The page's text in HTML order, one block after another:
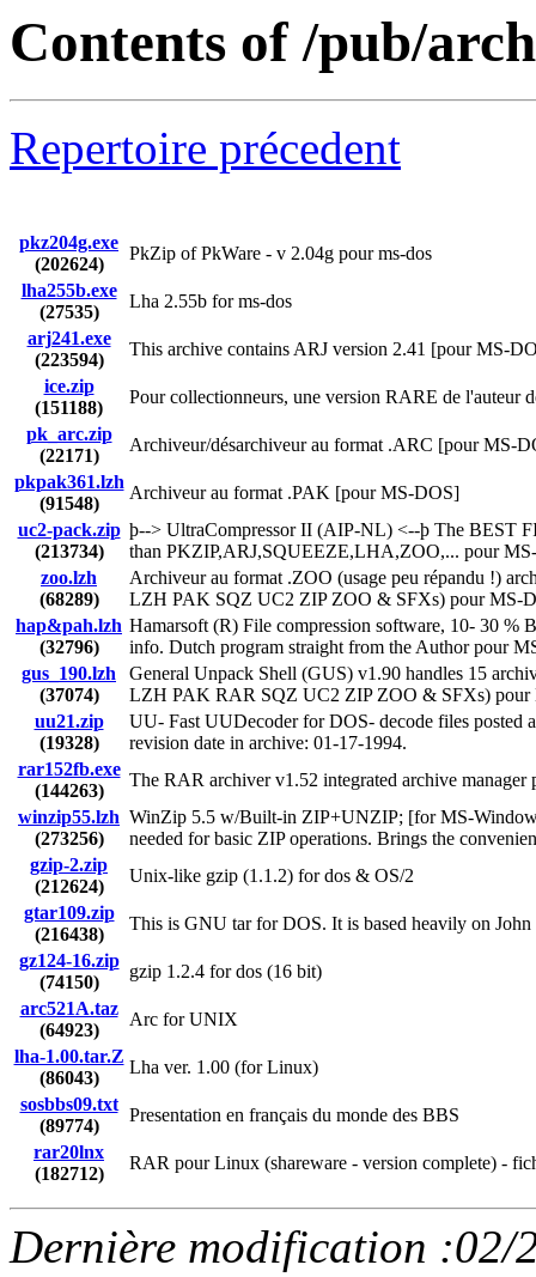
Contents of /pub/
Repertoire précedent
pkz204g.exe
(202624)
PkZip of PkWare - v 2.04g pour ms-dos
lha255b.exe
(27535)
Lha 2.55b for ms-dos
arj241.exe
(223594)
This archive contains ARJ version 2.41 [pour MS-
ice.zip
(151188)
Pour collectionneurs, une version RARE de
pk_arc.zip
(22171)
Archiveur/désarchiveur au format .ARC [pour MS-
pkpak361.lzh
(91548)
Archiveur au format .PAK [pour MS-DOS]
uc2-pack.zip
(213734)
þ--> UltraCompressor II (AIP-NL) <--þ The BEST
than PKZIP,ARJ,SQUEEZE,LHA,ZOO,... pour
zoo.lzh
(68289)
Archiveur au format .ZOO (usage peu répandu !)
LZH PAK SQZ UC2 ZIP ZOO & SFXs) pour MS-
hap&pah.lzh
(32796)
Hamarsoft (R) File compression software, 10- 30
info. Dutch program straight from the Author pour
gus_190.lzh
(37074)
General Unpack Shell (GUS) v1.90 handles 15
LZH PAK RAR SQZ UC2 ZIP ZOO & SFXs) pour
uu21.zip
(19328)
UU- Fast UUDecoder for DOS- decode files posted
revision date in archive: 01-17-1994.
rar152fb.exe
(144263)
The RAR archiver v1.52 integrated archive manager
winzip55.lzh
(273256)
WinZip 5.5 w/Built-in ZIP+UNZIP; [for MS-
needed for basic ZIP operations. Brings the
gzip-2.zip
(212624)
Unix-like gzip (1.1.2) for dos & OS/2
gtar109.zip
(216438)
This is GNU tar for DOS. It is based heavily on
gz124-16.zip
(74150)
gzip 1.2.4 for dos (16 bit)
arc521A.taz
(64923)
Arc for UNIX
lha-1.00.tar.Z
(86043)
Lha ver. 1.00 (for Linux)
sosbbs09.txt
(89774)
Presentation en français du monde des BBS
rar20lnx
(182712)
RAR pour Linux (shareware - version complete) -
Dernière modification :02/